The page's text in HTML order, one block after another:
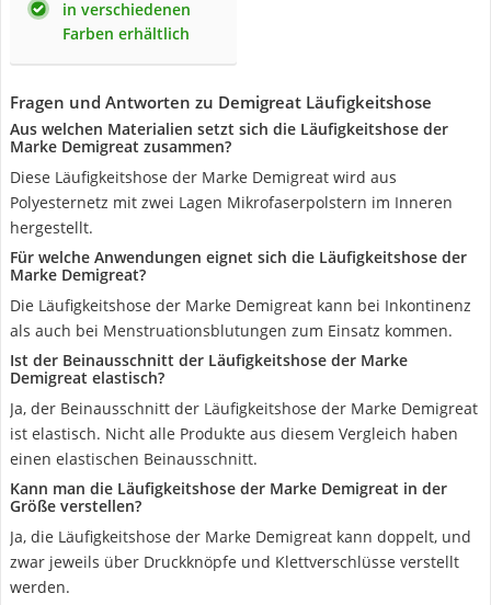
in verschiedenen
Farben erhältlich
Fragen und Antworten zu Demigreat Läufigkeitshose
Aus welchen Materialien setzt sich die Läufigkeitshose der
Marke Demigreat zusammen?
Diese Läufigkeitshose der Marke Demigreat wird aus
Polyesternetz mit zwei Lagen Mikrofaserpolstern im Inneren
hergestellt.
Für welche Anwendungen eignet sich die Läufigkeitshose der
Marke Demigreat?
Die Läufigkeitshose der Marke Demigreat kann bei Inkontinenz
als auch bei Menstruationsblutungen zum Einsatz kommen.
Ist der Beinausschnitt der Läufigkeitshose der Marke
Demigreat elastisch?
Ja, der Beinausschnitt der Läufigkeitshose der Marke Demigreat
ist elastisch. Nicht alle Produkte aus diesem Vergleich haben
einen elastischen Beinausschnitt.
Kann man die Läufigkeitshose der Marke Demigreat in der
Größe verstellen?
Ja, die Läufigkeitshose der Marke Demigreat kann doppelt, und
zwar jeweils über Druckknöpfe und Klettverschlüsse verstellt
werden.